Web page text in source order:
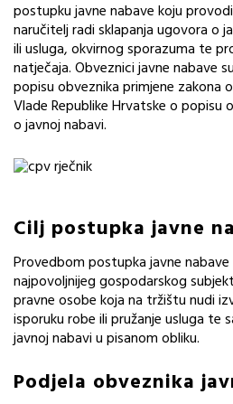
postupku javne nabave koju
naručitelj radi sklapanja ugovora o
ili usluga, okvirnog sporazuma te
natječaja. Obveznici javne nabave
popisu obveznika primjene zakona
Vlade Republike Hrvatske o popisu
o javnoj nabavi.
Cilj postupka javne
Provedbom postupka javne
najpovoljnijeg gospodarskog
pravne osobe koja na tržištu nudi
isporuku robe ili pružanje usluga te
javnoj nabavi u pisanom obliku.
Podjela obveznika